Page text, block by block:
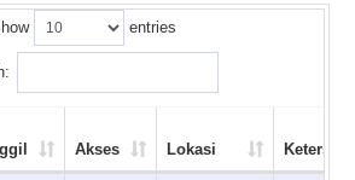
entries
Akses Lokasi